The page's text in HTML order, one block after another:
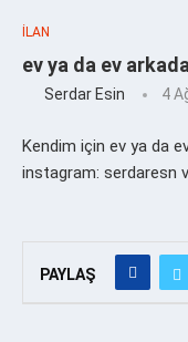
İLAN
ev ya da ev
Serdar Esin 4
Kendim için ev ya da
instagram: serdaresn
PAYLAŞ